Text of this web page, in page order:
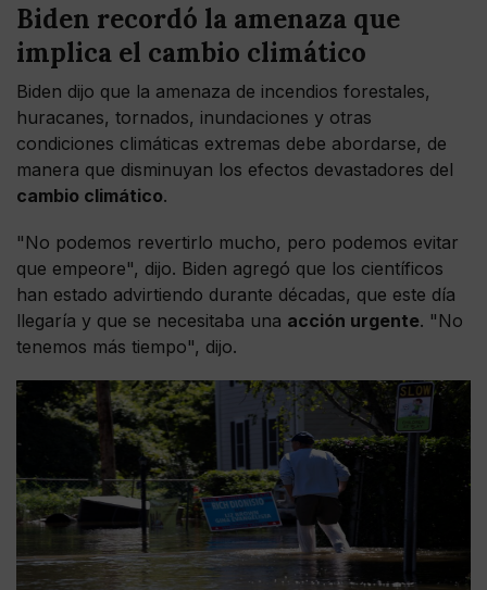
Biden recordó la amenaza que
implica el cambio climático
Biden dijo que la amenaza de incendios forestales,
huracanes, tornados, inundaciones y otras
condiciones climáticas extremas debe abordarse, de
manera que disminuyan los efectos devastadores del
cambio climático.
"No podemos revertirlo mucho, pero podemos evitar
que empeore", dijo. Biden agregó que los científicos
han estado advirtiendo durante décadas, que este día
llegaría y que se necesitaba una acción urgente. "No
tenemos más tiempo", dijo.